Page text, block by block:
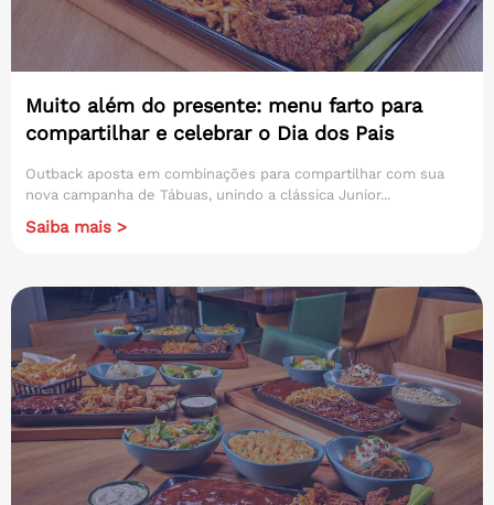
Muito além do presente: menu farto para
compartilhar e celebrar o Dia dos Pais
Outback aposta em combinações para compartilhar com sua
nova campanha de Tábuas, unindo a clássica Junior...
Saiba mais >